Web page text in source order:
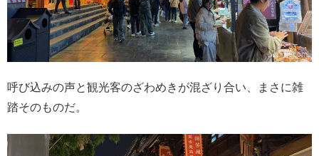
呼び込みの声と観光客のざわめきが混ざり合い、まさに雑
踏そのものだ。